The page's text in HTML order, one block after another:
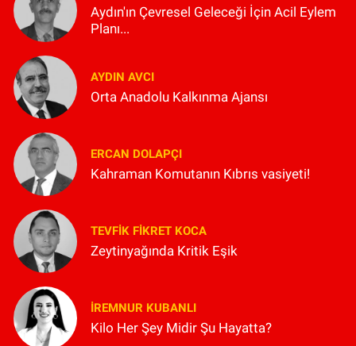
Aydın'ın Çevresel Geleceği İçin Acil Eylem
Planı...
AYDIN AVCI
Orta Anadolu Kalkınma Ajansı
ERCAN DOLAPÇI
Kahraman Komutanın Kıbrıs vasiyeti!
TEVFIK FIKRET KOCA
Zeytinyağında Kritik Eşik
İREMNUR KUBANLI
Kilo Her Şey Midir Şu Hayatta?